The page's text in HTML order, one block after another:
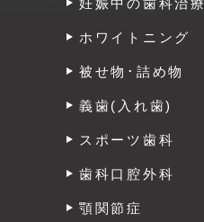
妊娠中の歯科治療
ホワイトニング
被せ物･詰め物
義歯(入れ歯)
スポーツ歯科
歯科口腔外科
顎関節症